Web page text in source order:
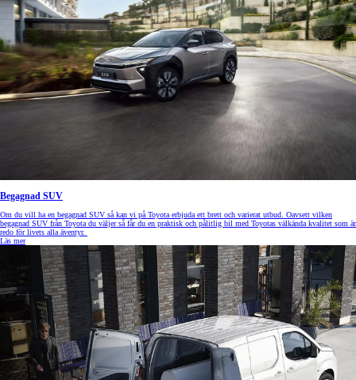
Begagnad SUV
Om du vill ha en begagnad SUV så kan vi på Toyota erbjuda ett brett och varierat utbud. Oavsett vilken
begagnad SUV från Toyota du väljer så får du en praktisk och pålitlig bil med Toyotas välkända kvalitet som är
redo för livets alla äventyr.
Läs mer